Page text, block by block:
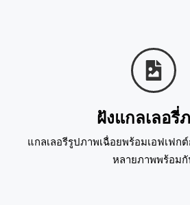
ฝังแกลเลอรี่
แกลเลอรีรูปภาพเฉื่อยพร้อมเอฟเฟก
หลายภาพพร้อม